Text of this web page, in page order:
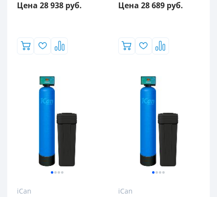
5,0 м³/час
Высота
Ширина
Цена 28 938 руб. Цена 28 689 руб.
iCan
iCan